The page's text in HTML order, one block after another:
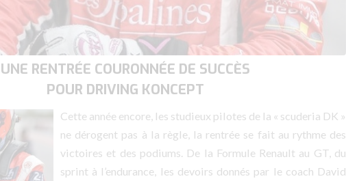
UNE RENTRÉE COURONNÉE DE SUCCÈS
POUR DRIVING KONCEPT
Cette année encore, les studieux pilotes de la « scuderia DK »
ne dérogent pas à la règle, la rentrée se fait au rythme des
victoires et des podiums. De la Formule Renault au GT, du
sprint à l’endurance, les devoirs donnés par le coach David